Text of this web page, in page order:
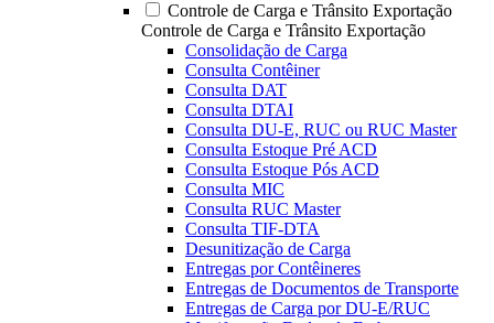
Controle de Carga e Trânsito Exportação
Controle de Carga e Trânsito Exportação
Consolidação de Carga
Consulta Contêiner
Consulta DAT
Consulta DTAI
Consulta DU-E, RUC ou RUC Master
Consulta Estoque Pré ACD
Consulta Estoque Pós ACD
Consulta MIC
Consulta RUC Master
Consulta TIF-DTA
Desunitização de Carga
Entregas por Contêineres
Entregas de Documentos de Transporte
Entregas de Carga por DU-E/RUC